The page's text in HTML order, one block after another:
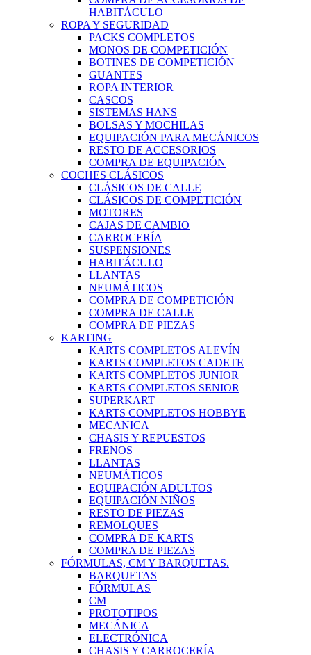
HABITÁCULO
ROPA Y SEGURIDAD
PACKS COMPLETOS
MONOS DE COMPETICIÓN
BOTINES DE COMPETICIÓN
GUANTES
ROPA INTERIOR
CASCOS
SISTEMAS HANS
BOLSAS Y MOCHILAS
EQUIPACIÓN PARA MECÁNICOS
RESTO DE ACCESORIOS
COMPRA DE EQUIPACIÓN
COCHES CLÁSICOS
CLÁSICOS DE CALLE
CLÁSICOS DE COMPETICIÓN
MOTORES
CAJAS DE CAMBIO
CARROCERÍA
SUSPENSIONES
HABITÁCULO
LLANTAS
NEUMÁTICOS
COMPRA DE COMPETICIÓN
COMPRA DE CALLE
COMPRA DE PIEZAS
KARTING
KARTS COMPLETOS ALEVÍN
KARTS COMPLETOS CADETE
KARTS COMPLETOS JUNIOR
KARTS COMPLETOS SENIOR
SUPERKART
KARTS COMPLETOS HOBBYE
MECANICA
CHASIS Y REPUESTOS
FRENOS
LLANTAS
NEUMÁTICOS
EQUIPACIÓN ADULTOS
EQUIPACIÓN NIÑOS
RESTO DE PIEZAS
REMOLQUES
COMPRA DE KARTS
COMPRA DE PIEZAS
FÓRMULAS, CM Y BARQUETAS.
BARQUETAS
FÓRMULAS
CM
PROTOTIPOS
MECÁNICA
ELECTRÓNICA
CHASIS Y CARROCERÍA